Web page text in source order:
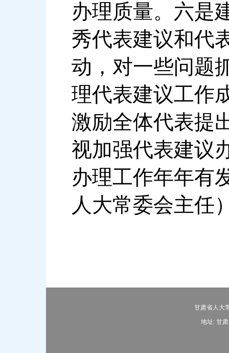
办理质量。六是
秀代表建议和代
动，对一些问题
理代表建议工作
激励全体代表提
视加强代表建议
办理工作年年有
人大常委会主任
甘肃省人大
地址: 甘